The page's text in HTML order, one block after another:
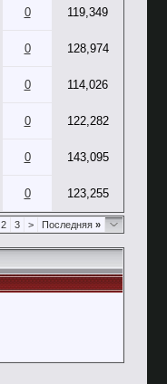
0 119,349
0 128,974
0 114,026
0 122,282
0 143,095
0 123,255
2 3 > Последняя »